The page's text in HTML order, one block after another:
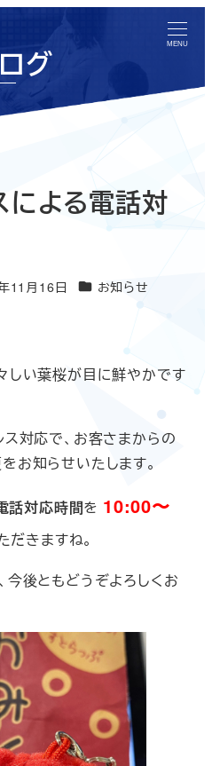
MENU
グ
による電話対
11月16日 ニュース＆ブログカテ
お知らせ
しい葉桜が目に鮮やかです
対応で、お客さまからの
お知らせいたします。
話対応時間を 10:00〜
きますね。
今後ともどうぞよろしくお